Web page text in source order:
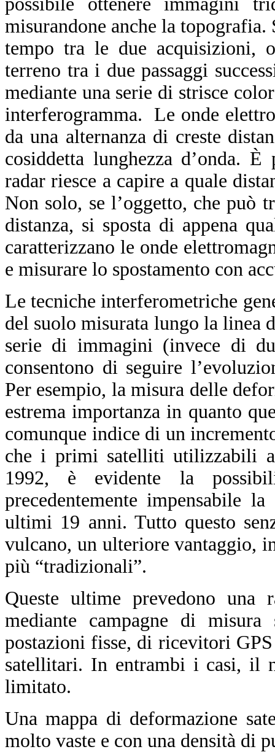
misurandone anche la
tempo tra le due acquisizioni,
terreno tra i due passaggi
mediante una serie di strisce
interferogramma. Le onde
da una alternanza di creste
cosiddetta lunghezza d’onda.
radar riesce a capire a quale
Non solo, se l’oggetto, che può
distanza, si sposta di appena
caratterizzano le onde
e misurare lo spostamento con
Le tecniche interferometriche
del suolo misurata lungo la linea
serie di immagini (invece di
consentono di seguire
Per esempio, la misura delle
estrema importanza in quanto
comunque indice di un
che i primi satelliti utilizzabili
1992, è evidente la
precedentemente impensabile
ultimi 19 anni. Tutto questo
vulcano, un ulteriore vantaggio,
più “tradizionali”.
Queste ultime prevedono una
mediante campagne di
postazioni fisse, di ricevitori
satellitari. In entrambi i casi, il
limitato.
Una mappa di deformazione
molto vaste e con una densità di